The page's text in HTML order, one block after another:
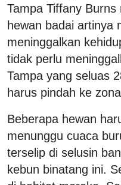
Tampa Tiffany
hewan badai artinya
meninggalkan
tidak perlu
Tampa yang seluas
harus pindah ke
Beberapa hewan
menunggu cuaca
terselip di selusin
kebun binatang ini.